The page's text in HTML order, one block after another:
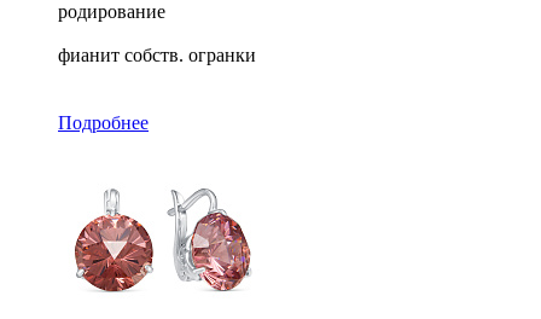
родирование
фианит собств. огранки
Подробнее